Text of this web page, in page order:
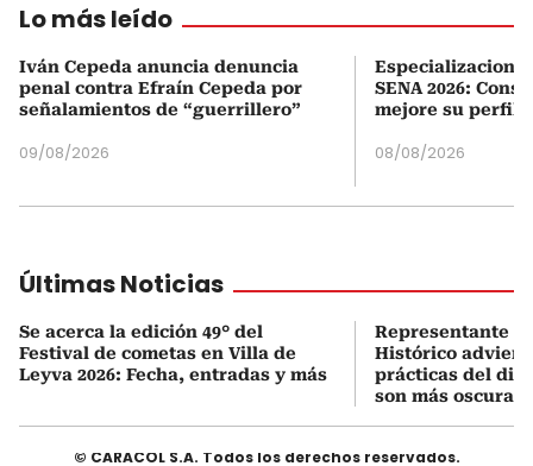
Lo más leído
Iván Cepeda anuncia denuncia
penal contra Efraín Cepeda por
señalamientos de “guerrillero”
09/08/2026
SENA 2026:
mejore su perfil
08/08/2026
Últimas Noticias
Se acerca la edición 49° del
Festival de cometas en Villa de
Leyva 2026: Fecha, entradas y más
Representante
Histórico
prácticas del
son más oscuras
© CARACOL S.A. Todos los derechos reservados.